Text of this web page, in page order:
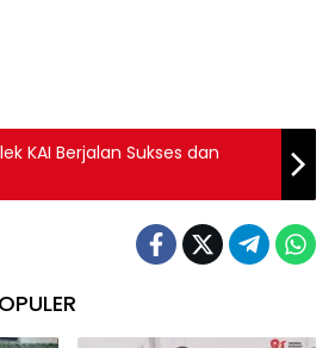
KAI Berjalan Sukses dan